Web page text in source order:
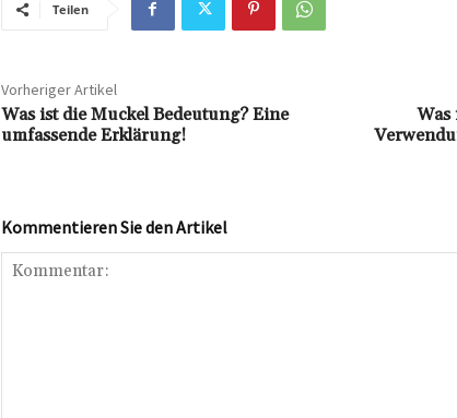
Teilen
Vorheriger Artikel
Was ist die Muckel Bedeutung? Eine
umfassende Erklärung!
Was
Kommentieren Sie den Artikel